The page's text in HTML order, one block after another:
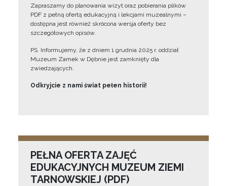
Zapraszamy do planowania wizyt oraz pobierania plików
PDF z pełną ofertą edukacyjną i lekcjami muzealnymi –
dostępna jest również skrócona wersja oferty bez
szczegółowych opisów.
PS. Informujemy, że z dniem 1 grudnia 2025 r. oddział
Muzeum Zamek w Dębnie jest zamknięty dla
zwiedzających.
Odkryjcie z nami świat pełen historii!
PEŁNA OFERTA ZAJĘĆ
EDUKACYJNYCH MUZEUM ZIEMI
TARNOWSKIEJ (PDF)